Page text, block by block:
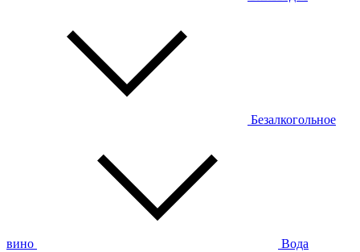
Безалкогольное
вино Вода